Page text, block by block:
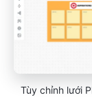
Tùy chỉnh lưới